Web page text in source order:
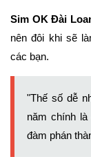
Sim OK Đài
nên đôi khi sẽ
các bạn.
"Thế số dễ
năm chính
đàm phán